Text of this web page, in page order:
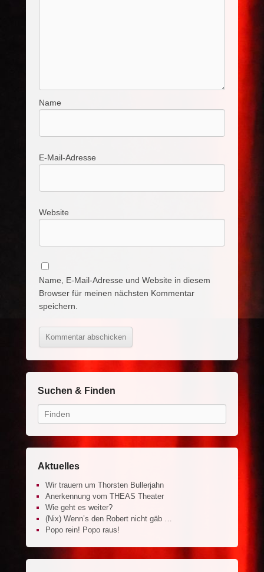
Name
E-Mail-Adresse
Website
Name, E-Mail-Adresse und Website in diesem
Browser für meinen nächsten Kommentar
speichern.
Suchen & Finden
Search
Aktuelles
Wir trauern um Thorsten Bullerjahn
Anerkennung vom THEAS Theater
Wie geht es weiter?
(Nix) Wenn’s den Robert nicht gäb …
Popo rein! Popo raus!